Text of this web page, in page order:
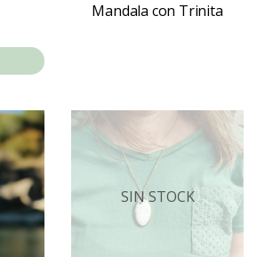
Mandala con Trinita
SIN STOCK